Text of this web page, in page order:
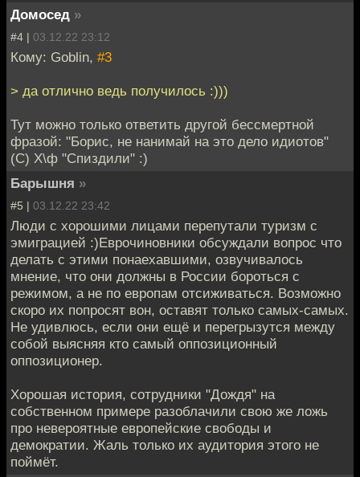
Домосед »
#4 | 03.12.22 23:12
Кому: Goblin, #3
> да отлично ведь получилось :)))
Тут можно только ответить другой бессмертной
фразой: "Борис, не нанимай на это дело идиотов"
(С) Х\ф "Спиздили" :)
Барышня »
#5 | 03.12.22 23:42
Люди с хорошими лицами перепутали туризм с
эмиграцией :)Еврочиновники обсуждали вопрос что
делать с этими понаехавшими, озвучивалось
мнение, что они должны в России бороться с
режимом, а не по европам отсиживаться. Возможно
скоро их попросят вон, оставят только самых-самых.
Не удивлюсь, если они ещё и перегрызутся между
собой выясняя кто самый оппозиционный
оппозиционер.
Хорошая история, сотрудники "Дождя" на
собственном примере разоблачили свою же ложь
про невероятные европейские свободы и
демократии. Жаль только их аудитория этого не
поймёт.